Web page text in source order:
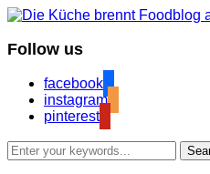
Follow us
facebook
instagram
pinterest